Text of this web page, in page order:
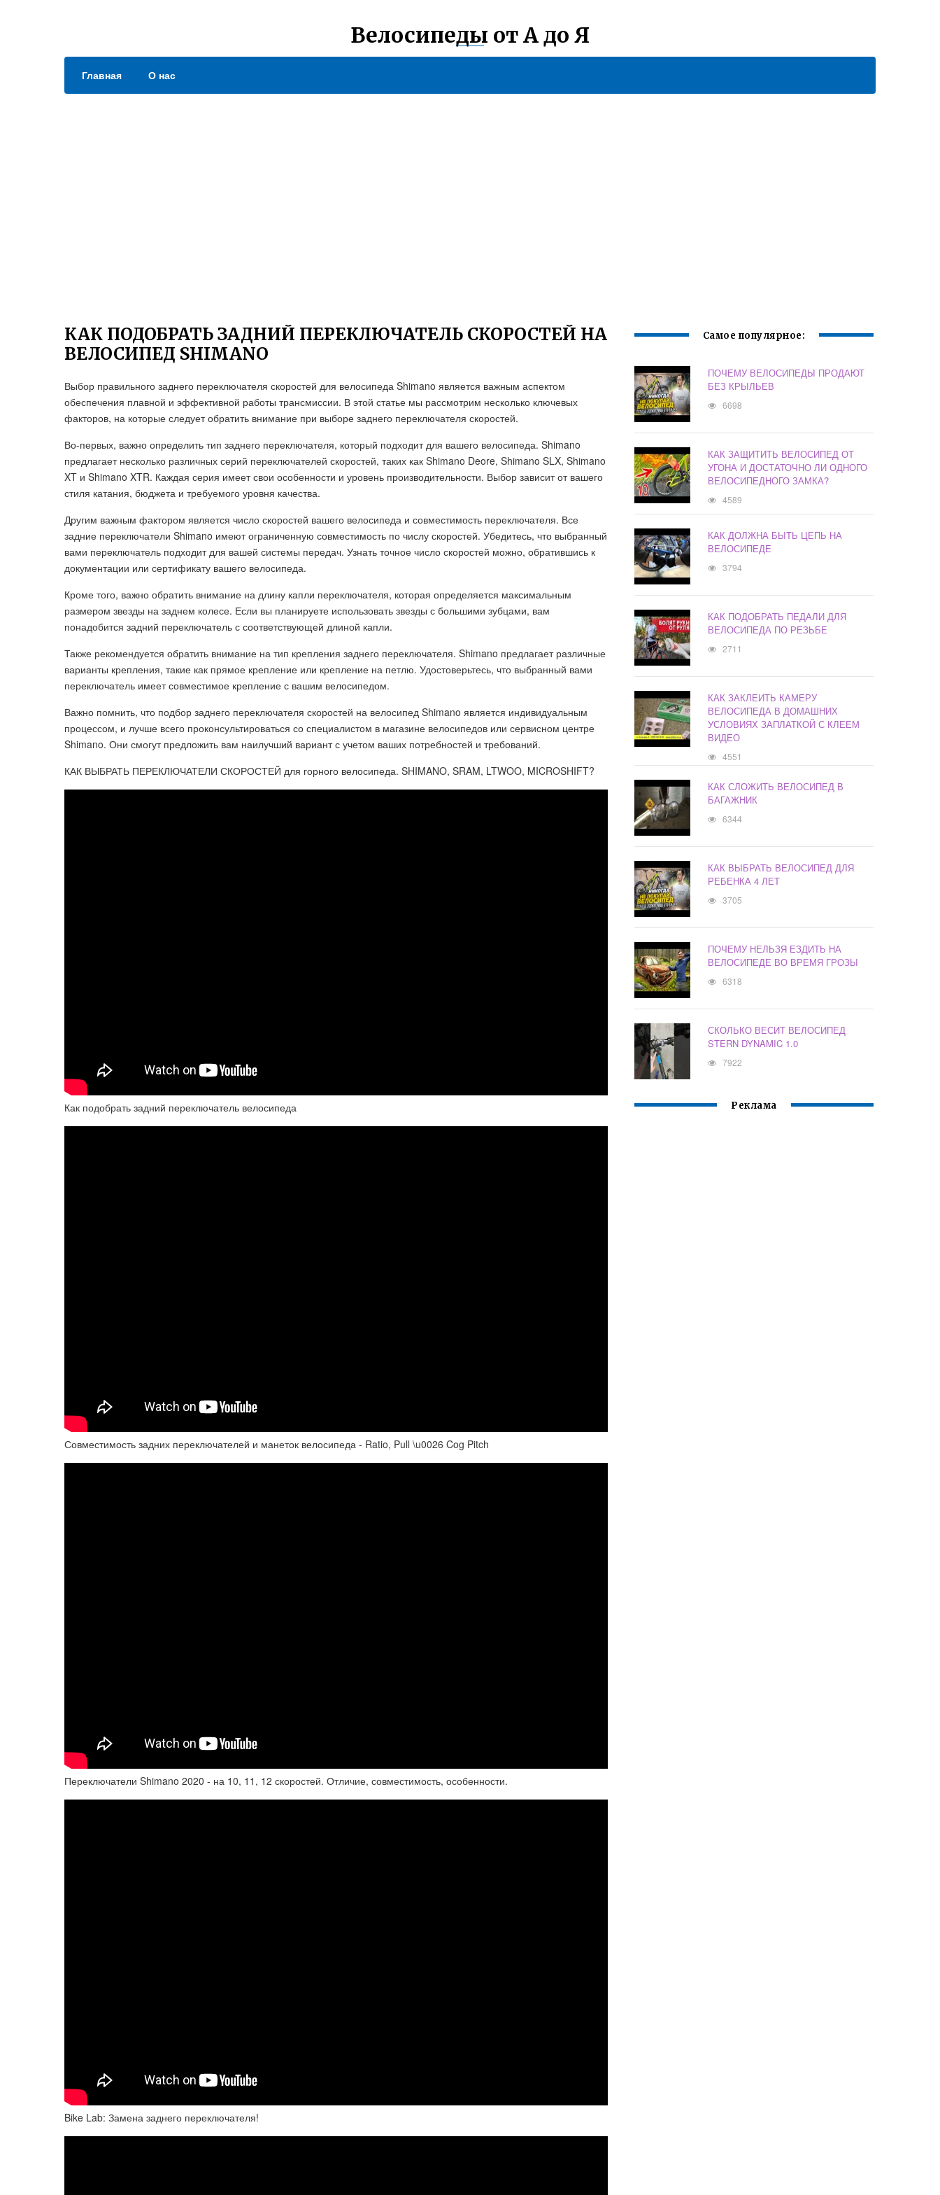
Велосипеды от А до Я
Главная О нас
КАК ПОДОБРАТЬ ЗАДНИЙ ПЕРЕКЛЮЧАТЕЛЬ СКОРОСТЕЙ НА
ВЕЛОСИПЕД SHIMANO
Выбор правильного заднего переключателя скоростей для велосипеда Shimano является важным аспектом
обеспечения плавной и эффективной работы трансмиссии. В этой статье мы рассмотрим несколько ключевых
факторов, на которые следует обратить внимание при выборе заднего переключателя скоростей.
Во-первых, важно определить тип заднего переключателя, который подходит для вашего велосипеда. Shimano
предлагает несколько различных серий переключателей скоростей, таких как Shimano Deore, Shimano SLX, Shimano
XT и Shimano XTR. Каждая серия имеет свои особенности и уровень производительности. Выбор зависит от вашего
стиля катания, бюджета и требуемого уровня качества.
Другим важным фактором является число скоростей вашего велосипеда и совместимость переключателя. Все
задние переключатели Shimano имеют ограниченную совместимость по числу скоростей. Убедитесь, что выбранный
вами переключатель подходит для вашей системы передач. Узнать точное число скоростей можно, обратившись к
документации или сертификату вашего велосипеда.
Кроме того, важно обратить внимание на длину капли переключателя, которая определяется максимальным
размером звезды на заднем колесе. Если вы планируете использовать звезды с большими зубцами, вам
понадобится задний переключатель с соответствующей длиной капли.
Также рекомендуется обратить внимание на тип крепления заднего переключателя. Shimano предлагает различные
варианты крепления, такие как прямое крепление или крепление на петлю. Удостоверьтесь, что выбранный вами
переключатель имеет совместимое крепление с вашим велосипедом.
Важно помнить, что подбор заднего переключателя скоростей на велосипед Shimano является индивидуальным
процессом, и лучше всего проконсультироваться со специалистом в магазине велосипедов или сервисном центре
Shimano. Они смогут предложить вам наилучший вариант с учетом ваших потребностей и требований.
КАК ВЫБРАТЬ ПЕРЕКЛЮЧАТЕЛИ СКОРОСТЕЙ для горного велосипеда. SHIMANO, SRAM, LTWOO, MICROSHIFT?
Как подобрать задний переключатель велосипеда
Совместимость задних переключателей и манеток велосипеда - Ratio, Pull \u0026 Cog Pitch
Переключатели Shimano 2020 - на 10, 11, 12 скоростей. Отличие, совместимость, особенности.
Bike Lab: Замена заднего переключателя!
Самое популярное:
ПОЧЕМУ ВЕЛОСИПЕДЫ ПРОДАЮТ
БЕЗ КРЫЛЬЕВ
6698
КАК ЗАЩИТИТЬ ВЕЛОСИПЕД ОТ
УГОНА И ДОСТАТОЧНО ЛИ ОДНОГО
ВЕЛОСИПЕДНОГО ЗАМКА?
4589
КАК ДОЛЖНА БЫТЬ ЦЕПЬ НА
ВЕЛОСИПЕДЕ
3794
КАК ПОДОБРАТЬ ПЕДАЛИ ДЛЯ
ВЕЛОСИПЕДА ПО РЕЗЬБЕ
2711
КАК ЗАКЛЕИТЬ КАМЕРУ
ВЕЛОСИПЕДА В ДОМАШНИХ
УСЛОВИЯХ ЗАПЛАТКОЙ С КЛЕЕМ
ВИДЕО
4551
КАК СЛОЖИТЬ ВЕЛОСИПЕД В
БАГАЖНИК
6344
КАК ВЫБРАТЬ ВЕЛОСИПЕД ДЛЯ
РЕБЕНКА 4 ЛЕТ
3705
ПОЧЕМУ НЕЛЬЗЯ ЕЗДИТЬ НА
ВЕЛОСИПЕДЕ ВО ВРЕМЯ ГРОЗЫ
6318
СКОЛЬКО ВЕСИТ ВЕЛОСИПЕД
STERN DYNAMIC 1.0
7922
Реклама